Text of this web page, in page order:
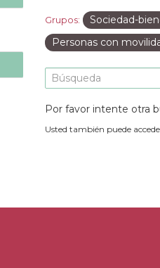
Grupos: Sociedad-
Personas con
Por favor intente otra
Usted también puede